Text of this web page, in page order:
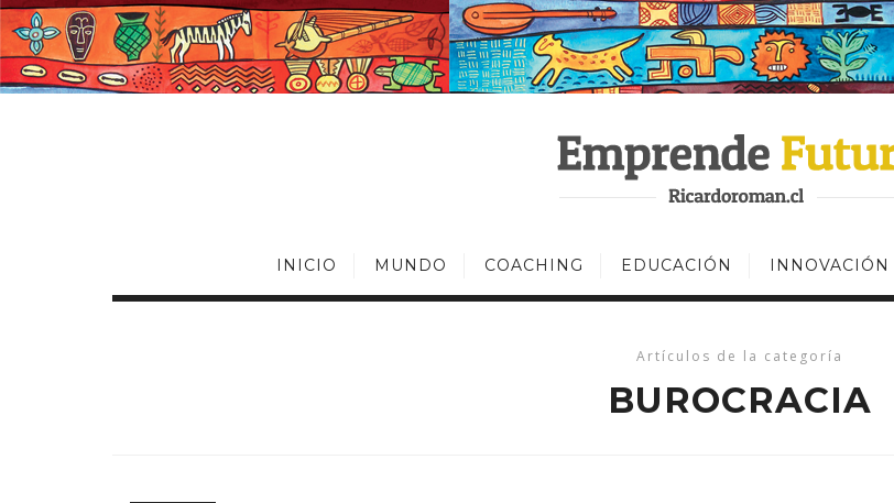
INICIO MUNDO COACHING EDUCACIÓN INNOVACIÓN
Artículos de la categoría
BUROCRACIA